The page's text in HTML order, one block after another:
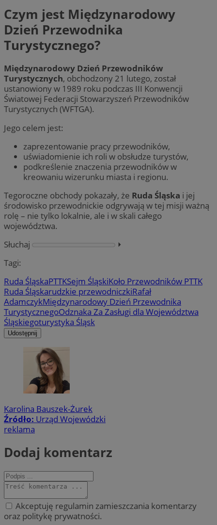
Czym jest Międzynarodowy
Dzień Przewodnika
Turystycznego?
Międzynarodowy Dzień Przewodników
Turystycznych, obchodzony 21 lutego, został
ustanowiony w 1989 roku podczas III Konwencji
Światowej Federacji Stowarzyszeń Przewodników
Turystycznych (WFTGA).
Jego celem jest:
zaprezentowanie pracy przewodników,
uświadomienie ich roli w obsłudze turystów,
podkreślenie znaczenia przewodników w
kreowaniu wizerunku miasta i regionu.
Tegoroczne obchody pokazały, że Ruda Śląska i jej
środowisko przewodnickie odgrywają w tej misji ważną
rolę – nie tylko lokalnie, ale i w skali całego
województwa.
Słuchaj
⏵︎
Tagi:
Ruda ŚląskaPTTKSejm ŚląskiKoło Przewodników PTTK
Ruda Śląskarudzkie przewodniczkiRafał
AdamczykMiędzynarodowy Dzień Przewodnika
TurystycznegoOdznaka Za Zasługi dla Województwa
Śląskiegoturystyka Śląsk
Udostępnij
Karolina Bauszek-Żurek
Źródło: Urząd Wojewódzki
reklama
Dodaj komentarz
Akceptuję regulamin zamieszczania komentarzy
oraz politykę prywatności.